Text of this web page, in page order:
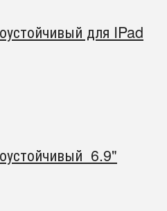
для IPad
6.9"